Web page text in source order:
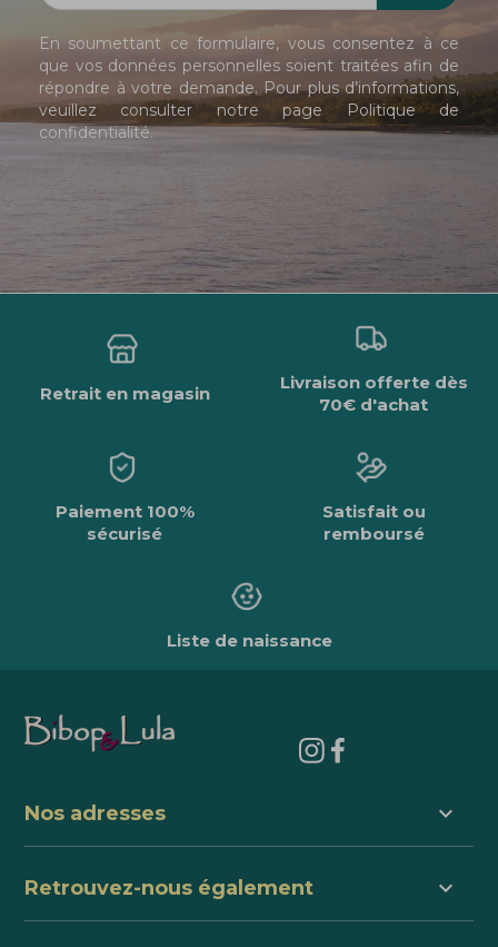
En soumettant ce formulaire, vous consentez à ce
que vos données personnelles soient traitées afin de
répondre à votre demande. Pour plus d’informations,
veuillez consulter notre page Politique de
confidentialité.
Retrait en magasin
Livraison offerte dès
70€ d'achat
Paiement 100%
sécurisé
Satisfait ou
remboursé
Liste de naissance
Nos adresses keyboard_arrow_down
Retrouvez-nous également keyboard_arrow_down